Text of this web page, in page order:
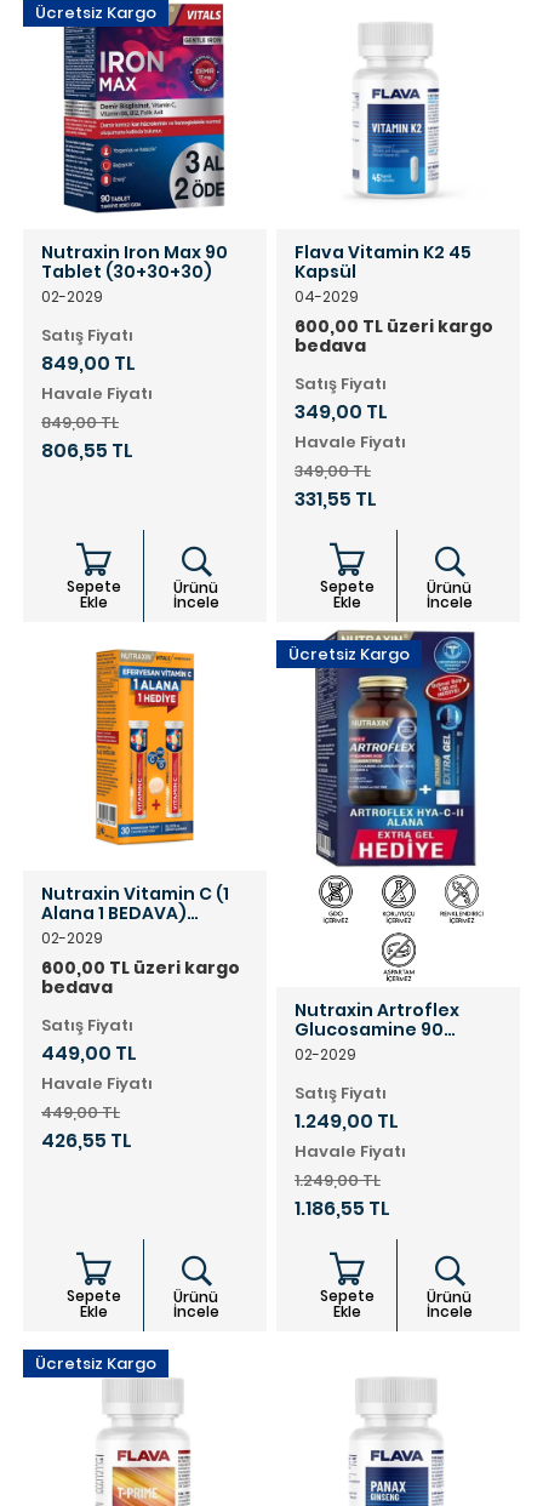
Ücretsiz Kargo
Nutraxin Iron Max 90
Tablet (30+30+30)
02-2029
Satış Fiyatı
849,00 TL
Havale Fiyatı
849,00 TL
806,55 TL
Sepete
Ekle
Ürünü
İncele
Flava Vitamin K2 45
Kapsül
04-2029
600,00 TL üzeri kargo
bedava
Satış Fiyatı
349,00 TL
Havale Fiyatı
349,00 TL
331,55 TL
Sepete
Ekle
Ürünü
İncele
Nutraxin Vitamin C (1
Alana 1 BEDAVA)
Efervesan 30 Tablet
02-2029
600,00 TL üzeri kargo
bedava
Satış Fiyatı
449,00 TL
Havale Fiyatı
449,00 TL
426,55 TL
Sepete
Ekle
Ürünü
İncele
Ücretsiz Kargo
Nutraxin Artroflex
Glucosamine 90
Tablet + Extra Jel 100
02-2029
Satış Fiyatı
1.249,00 TL
Havale Fiyatı
1.249,00 TL
1.186,55 TL
Sepete
Ekle
Ürünü
İncele
Ücretsiz Kargo